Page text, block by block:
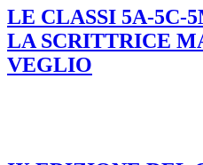
LE CLASSI 5A-5C-
LA SCRITTRICE
VEGLIO